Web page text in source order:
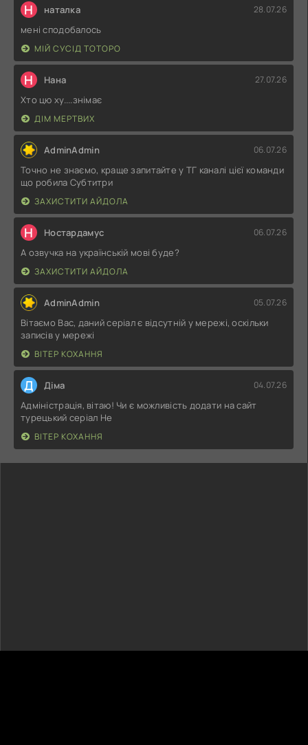
Н наталка 28.07.26
мені сподобалось
МІЙ СУСІД ТОТОРО
Н Нана 27.07.26
Хто цю ху....знімає
ДІМ МЕРТВИХ
AdminAdmin 06.07.26
Точно не знаємо, краще запитайте у ТГ каналі цієї команди
що робила Субтитри
ЗАХИСТИТИ АЙДОЛА
Н Ностардамус 06.07.26
А озвучка на українській мові буде?
ЗАХИСТИТИ АЙДОЛА
AdminAdmin 05.07.26
Вітаємо Вас, даний серіал є відсутній у мережі, оскільки
записів у мережі
ВІТЕР КОХАННЯ
Д Діма 04.07.26
Адміністрація, вітаю! Чи є можливість додати на сайт
турецький серіал Не
ВІТЕР КОХАННЯ